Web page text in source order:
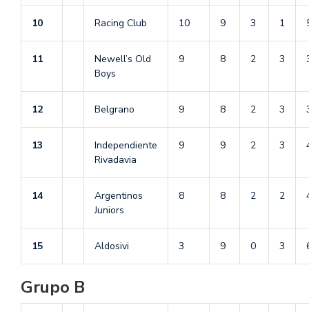
10 Racing Club 10 9 3 1
11
Newell’s Old
Boys
9 8 2 3
12 Belgrano 9 8 2 3
13
Independiente
Rivadavia
9 9 2 3
14
Argentinos
Juniors
8 8 2 2
15 Aldosivi 3 9 0 3
Grupo B